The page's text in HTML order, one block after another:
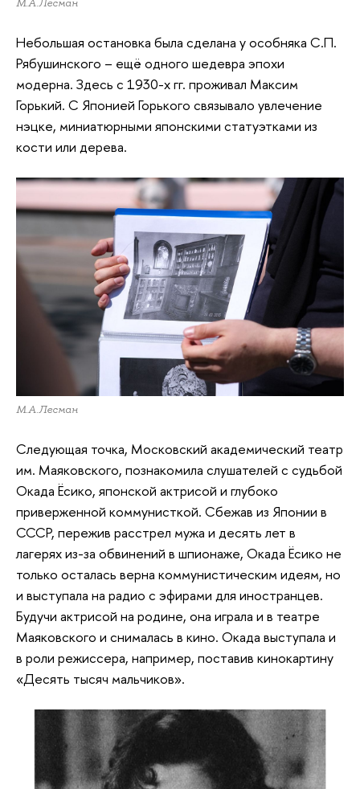
М.А.Лесман
Небольшая остановка была сделана у особняка С.П.
Рябушинского – ещё одного шедевра эпохи
модерна. Здесь с 1930-х гг. проживал Максим
Горький. С Японией Горького связывало увлечение
нэцке, миниатюрными японскими статуэтками из
кости или дерева.
М.А.Лесман
Следующая точка, Московский академический театр
им. Маяковского, познакомила слушателей с судьбой
Окада Ёсико, японской актрисой и глубоко
приверженной коммунисткой. Сбежав из Японии в
СССР, пережив расстрел мужа и десять лет в
лагерях из-за обвинений в шпионаже, Окада Ёсико не
только осталась верна коммунистическим идеям, но
и выступала на радио с эфирами для иностранцев.
Будучи актрисой на родине, она играла и в театре
Маяковского и снималась в кино. Окада выступала и
в роли режиссера, например, поставив кинокартину
«Десять тысяч мальчиков».